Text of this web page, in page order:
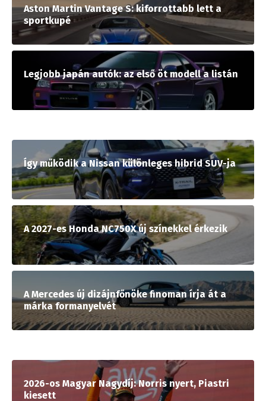
Aston Martin Vantage S: kiforrottabb lett a
sportkupé
Legjobb japán autók: az első öt modell a listán
Így működik a Nissan különleges hibrid SUV-ja
A 2027-es Honda NC750X új színekkel érkezik
A Mercedes új dizájnfőnöke finoman írja át a
márka formanyelvét
2026-os Magyar Nagydíj: Norris nyert, Piastri
kiesett